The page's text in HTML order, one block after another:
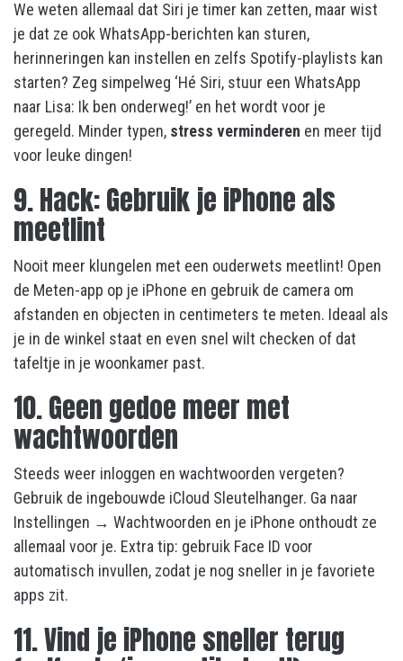
We weten allemaal dat Siri je timer kan zetten, maar wist
je dat ze ook WhatsApp-berichten kan sturen,
herinneringen kan instellen en zelfs Spotify-playlists kan
starten? Zeg simpelweg ‘Hé Siri, stuur een WhatsApp
naar Lisa: Ik ben onderweg!’ en het wordt voor je
geregeld. Minder typen, stress verminderen en meer tijd
voor leuke dingen!
9. Hack: Gebruik je iPhone als
meetlint
Nooit meer klungelen met een ouderwets meetlint! Open
de Meten-app op je iPhone en gebruik de camera om
afstanden en objecten in centimeters te meten. Ideaal als
je in de winkel staat en even snel wilt checken of dat
tafeltje in je woonkamer past.
10. Geen gedoe meer met
wachtwoorden
Steeds weer inloggen en wachtwoorden vergeten?
Gebruik de ingebouwde iCloud Sleutelhanger. Ga naar
Instellingen → Wachtwoorden en je iPhone onthoudt ze
allemaal voor je. Extra tip: gebruik Face ID voor
automatisch invullen, zodat je nog sneller in je favoriete
apps zit.
11. Vind je iPhone sneller terug